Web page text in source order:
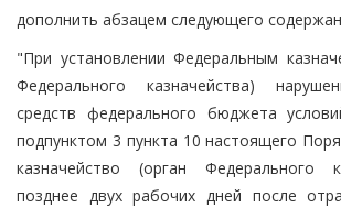
дополнить абзацем следующего
"При установлении Федеральным
Федерального казначейства)
средств федерального бюджета
подпунктом 3 пункта 10 настоящего
казначейство (орган Федерального
позднее двух рабочих дней после